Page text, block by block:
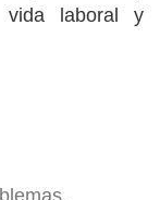
vida laboral y